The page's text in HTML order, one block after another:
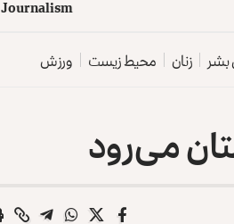
m
s
i
l
a
n
r
u
o
J
زنان محیط زیست ورزش
می‌رود